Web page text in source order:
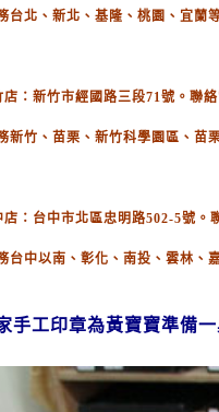
台北、新北、基隆、桃園、宜蘭
店：新竹市經國路三段71號。聯
新竹、苗栗、新竹科學園區、苗
店：台中市北區忠明路502-5號。
台中以南、彰化、南投、雲林、
手工印章為黃寶寶準備